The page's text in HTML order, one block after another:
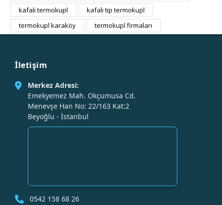
kafalı termokupl
kafalı tip termokupl
termokupl karaköy
termokupl firmaları
İletişim
Merkez Adresi:
Emekyemez Mah. Okçumusa Cd.
Menevşe Han No: 22/163 Kat:2
Beyoğlu - İstanbul
0542 158 68 26